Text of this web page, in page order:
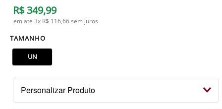
R$ 349,99
em ate 3x R$ 116,66sem juros
TAMANHO
UN
Personalizar Produto